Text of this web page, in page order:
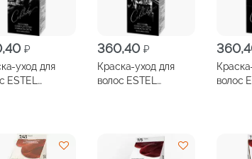
₽
уход для
ESTEL
360,40 ₽
Краска-уход для
волос ESTEL
волос